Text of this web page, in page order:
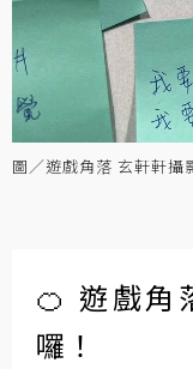
圖／遊戲角落 玄軒軒攝
🍊 遊戲角
囉！